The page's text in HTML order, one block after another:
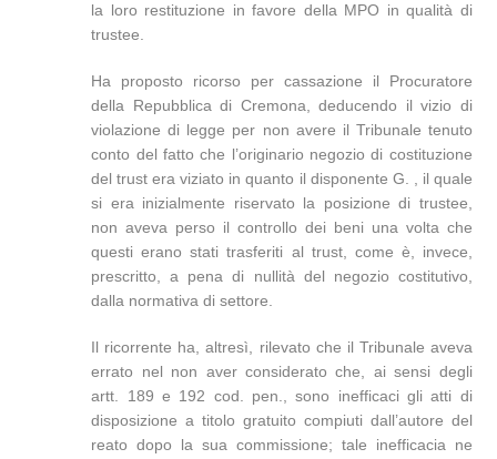
la loro restituzione in favore della MPO in qualità di
trustee.
Ha proposto ricorso per cassazione il Procuratore
della Repubblica di Cremona, deducendo il vizio di
violazione di legge per non avere il Tribunale tenuto
conto del fatto che l’originario negozio di costituzione
del trust era viziato in quanto il disponente G. , il quale
si era inizialmente riservato la posizione di trustee,
non aveva perso il controllo dei beni una volta che
questi erano stati trasferiti al trust, come è, invece,
prescritto, a pena di nullità del negozio costitutivo,
dalla normativa di settore.
Il ricorrente ha, altresì, rilevato che il Tribunale aveva
errato nel non aver considerato che, ai sensi degli
artt. 189 e 192 cod. pen., sono inefficaci gli atti di
disposizione a titolo gratuito compiuti dall’autore del
reato dopo la sua commissione; tale inefficacia ne